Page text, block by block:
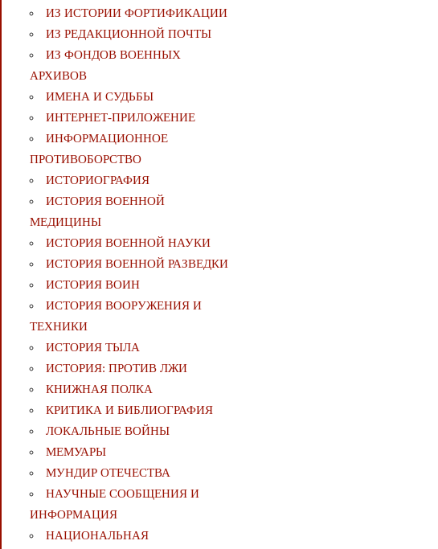
ИЗ ИСТОРИИ ФОРТИФИКАЦИИ
ИЗ РЕДАКЦИОННОЙ ПОЧТЫ
ИЗ ФОНДОВ ВОЕННЫХ
АРХИВОВ
ИМЕНА И СУДЬБЫ
ИНТЕРНЕТ-ПРИЛОЖЕНИЕ
ИНФОРМАЦИОННОЕ
ПРОТИВОБОРСТВО
ИСТОРИОГРАФИЯ
ИСТОРИЯ ВОЕННОЙ
МЕДИЦИНЫ
ИСТОРИЯ ВОЕННОЙ НАУКИ
ИСТОРИЯ ВОЕННОЙ РАЗВЕДКИ
ИСТОРИЯ ВОИН
ИСТОРИЯ ВООРУЖЕНИЯ И
ТЕХНИКИ
ИСТОРИЯ ТЫЛА
ИСТОРИЯ: ПРОТИВ ЛЖИ
КНИЖНАЯ ПОЛКА
КРИТИКА И БИБЛИОГРАФИЯ
ЛОКАЛЬНЫЕ ВОЙНЫ
МЕМУАРЫ
МУНДИР ОТЕЧЕСТВА
НАУЧНЫЕ СООБЩЕНИЯ И
ИНФОРМАЦИЯ
НАЦИОНАЛЬНАЯ